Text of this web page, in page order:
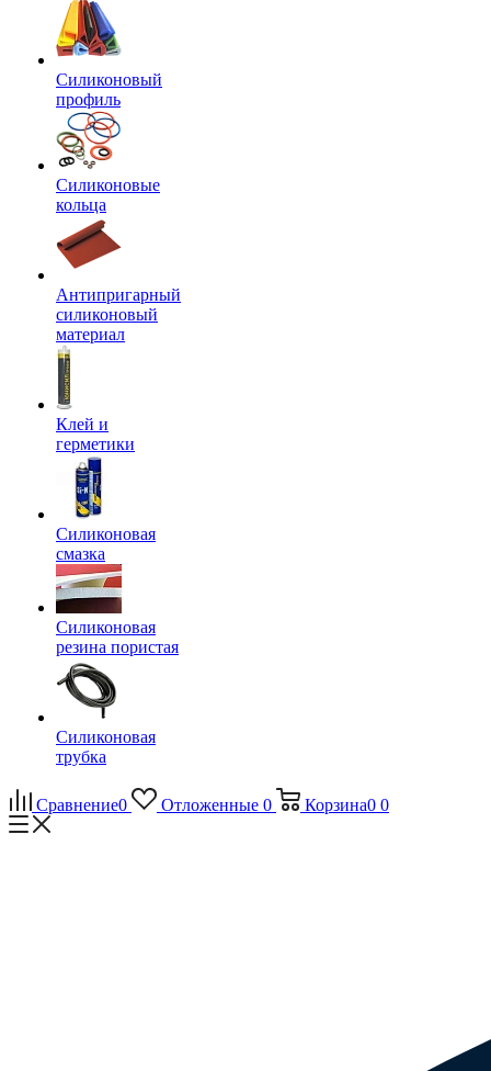
Силиконовый
профиль
Силиконовые
кольца
Антипригарный
силиконовый
материал
Клей и
герметики
Силиконовая
смазка
Силиконовая
резина пористая
Силиконовая
трубка
Сравнение0 Отложенные 0 Корзина0 0